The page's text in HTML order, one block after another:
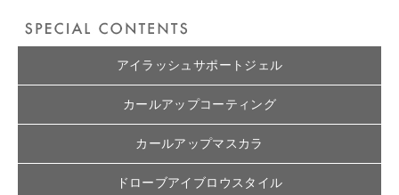
アイラッシュサポートジェル
カールアップコーティング
カールアップマスカラ
ドローブアイブロウスタイル